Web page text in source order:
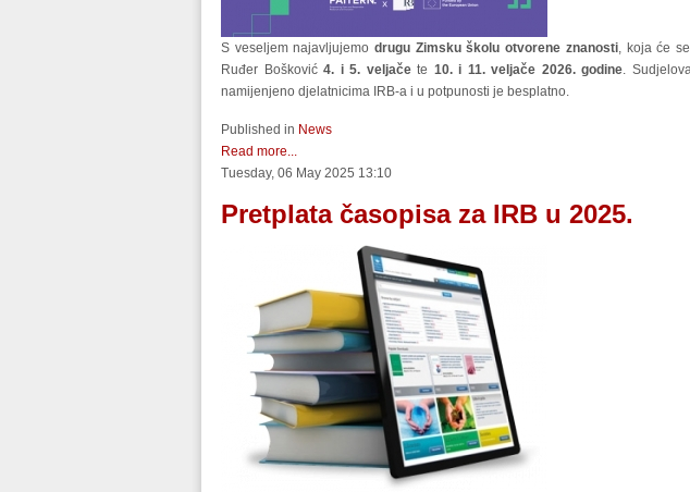
S veseljem najavljujemodrugu Zimsku školu otvorene znanosti, koja će
Ruđer Bošković4. i 5. veljačete 10. i 11. veljače 2026. godine.
namijenjeno djelatnicima IRB-a i u potpunosti je besplatno.
Published in News
Read more...
Tuesday, 06 May 2025 13:10
Pretplata časopisa za IRB u 2025.